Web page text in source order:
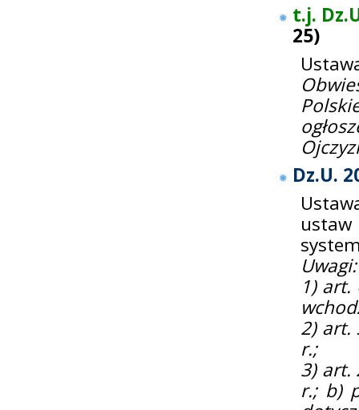
t.j.
25)
Dz.U.
Uwagi:
1)
2) art.
r.;
3) art.
r.; b)